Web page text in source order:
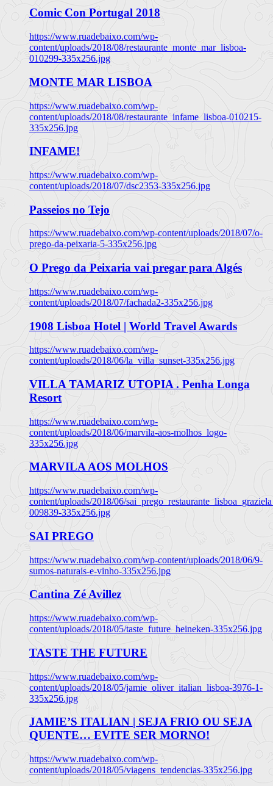
Comic Con Portugal 2018
https://www.ruadebaixo.com/wp-
content/uploads/2018/08/restaurante_monte_mar_lisboa-
010299-335x256.jpg
MONTE MAR LISBOA
https://www.ruadebaixo.com/wp-
content/uploads/2018/08/restaurante_infame_lisboa-010215-
335x256.jpg
INFAME!
https://www.ruadebaixo.com/wp-
content/uploads/2018/07/dsc2353-335x256.jpg
Passeios no Tejo
https://www.ruadebaixo.com/wp-content/uploads/2018/07/o-
prego-da-peixaria-5-335x256.jpg
O Prego da Peixaria vai pregar para Algés
https://www.ruadebaixo.com/wp-
content/uploads/2018/07/fachada2-335x256.jpg
1908 Lisboa Hotel | World Travel Awards
https://www.ruadebaixo.com/wp-
content/uploads/2018/06/la_villa_sunset-335x256.jpg
VILLA TAMARIZ UTOPIA . Penha Longa
Resort
https://www.ruadebaixo.com/wp-
content/uploads/2018/06/marvila-aos-molhos_logo-
335x256.jpg
MARVILA AOS MOLHOS
https://www.ruadebaixo.com/wp-
content/uploads/2018/06/
009839-335x256.jpg
SAI PREGO
https://www.ruadebaixo.com/wp-content/uploads/2018/06/9-
sumos-naturais-e-vinho-335x256.jpg
Cantina Zé Avillez
https://www.ruadebaixo.com/wp-
content/uploads/2018/05/taste_future_heineken-335x256.jpg
TASTE THE FUTURE
https://www.ruadebaixo.com/wp-
content/uploads/2018/05/jamie_oliver_italian_lisboa-3976-1-
335x256.jpg
JAMIE’S ITALIAN | SEJA FRIO OU SEJA
QUENTE… EVITE SER MORNO!
https://www.ruadebaixo.com/wp-
content/uploads/2018/05/viagens_tendencias-335x256.jpg